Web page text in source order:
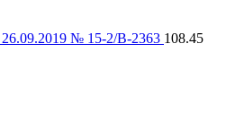
№ 15-2/В-2363 108.45